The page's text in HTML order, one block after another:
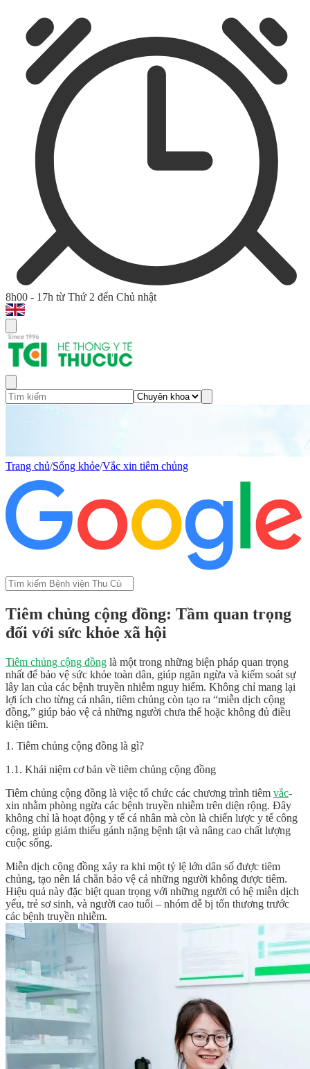
8h00 - 17h từ Thứ 2 đến Chủ nhật
Trang chủ/Sống khỏe/Vắc xin tiêm chủng
Tiêm chủng cộng đồng: Tầm quan trọng
đối với sức khỏe xã hội
Tiêm chủng cộng đồng là một trong những biện pháp quan trọng
nhất để bảo vệ sức khỏe toàn dân, giúp ngăn ngừa và kiểm soát sự
lây lan của các bệnh truyền nhiễm nguy hiểm. Không chỉ mang lại
lợi ích cho từng cá nhân, tiêm chủng còn tạo ra “miễn dịch cộng
đồng,” giúp bảo vệ cả những người chưa thể hoặc không đủ điều
kiện tiêm.
1. Tiêm chủng cộng đồng là gì?
1.1. Khái niệm cơ bản về tiêm chủng cộng đồng
Tiêm chủng cộng đồng là việc tổ chức các chương trình tiêm vắc-
xin nhằm phòng ngừa các bệnh truyền nhiễm trên diện rộng. Đây
không chỉ là hoạt động y tế cá nhân mà còn là chiến lược y tế công
cộng, giúp giảm thiểu gánh nặng bệnh tật và nâng cao chất lượng
cuộc sống.
Miễn dịch cộng đồng xảy ra khi một tỷ lệ lớn dân số được tiêm
chủng, tạo nên lá chắn bảo vệ cả những người không được tiêm.
Hiệu quả này đặc biệt quan trọng với những người có hệ miễn dịch
yếu, trẻ sơ sinh, và người cao tuổi – nhóm dễ bị tổn thương trước
các bệnh truyền nhiễm.